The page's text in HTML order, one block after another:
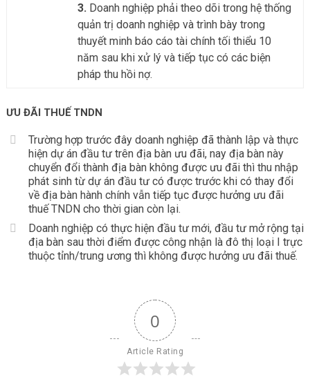
3. Doanh nghiệp phải theo dõi trong hệ thống
quản trị doanh nghiệp và trình bày trong
thuyết minh báo cáo tài chính tối thiểu 10
năm sau khi xử lý và tiếp tục có các biện
pháp thu hồi nợ.
ƯU ĐÃI THUẾ TNDN
Trường hợp trước đây doanh nghiệp đã thành lập và thực
hiện dự án đầu tư trên địa bàn ưu đãi, nay địa bàn này
chuyển đổi thành địa bàn không được ưu đãi thì thu nhập
phát sinh từ dự án đầu tư có được trước khi có thay đổi
về địa bàn hành chính vẫn tiếp tục được hưởng ưu đãi
thuế TNDN cho thời gian còn lại.
Doanh nghiệp có thực hiện đầu tư mới, đầu tư mở rộng tại
địa bàn sau thời điểm được công nhận là đô thị loại I trực
thuộc tỉnh/trung ương thì không được hưởng ưu đãi thuế.
0
Article Rating